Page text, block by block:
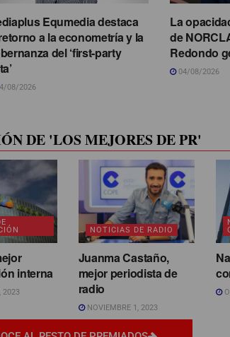
Equmedia destaca
a la econometría y la
del ‘first-party
08/2026
La
de
Redondo
04/08/2026
DE 'LOS MEJORES DE PR'
interna
2023
NOTICIAS DE RADIO
Juanma Castaño,
mejor periodista de
radio
NOVIEMBRE 1, 2023